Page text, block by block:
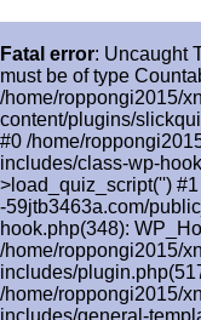
Fatal error: Uncaught
must be of type
/home/roppongi2015/
content/plugins/
#0 /home/
includes/class-wp-
>load_quiz_script('')
-59jtb3463a.com/
hook.php(348):
/home/roppongi2015/
includes/
/home/roppongi2015/
includes/general-